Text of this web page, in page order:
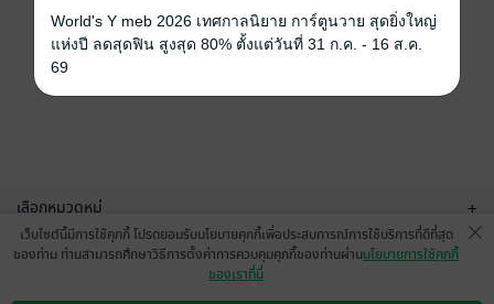
เลือกหมวดหมู่ +
บริการช่วยเหลือ
เว็บไซต์นี้มีการใช้คุกกี้ โปรดยอมรับนโยบายคุกกี้เพื่อประสบการณ์การใช้บริการที่ดีที่สุด
ของท่าน ท่านสามารถศึกษาวิธีการตั้งค่าการควบคุมคุกกี้ของท่านผ่านนโยบายการใช้คุกกี้
ของเราที่นี่
World's Y meb 2026 เทศกาลนิยาย การ์ตูนวาย สุดยิ่งใหญ่
แห่งปี ลดสุดฟิน สูงสุด 80% ตั้งแต่วันที่ 31 ก.ค. - 16 ส.ค.
69